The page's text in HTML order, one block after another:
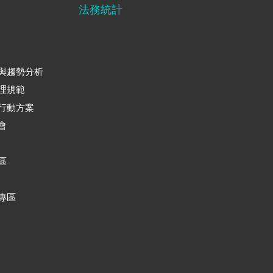
趨勢分析
規範
動方案
區
法務統計